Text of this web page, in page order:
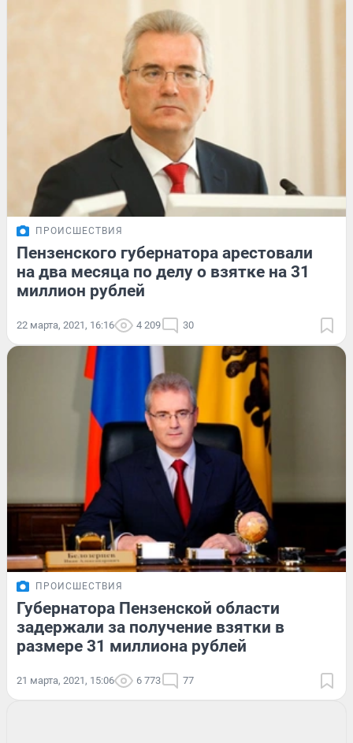
ПРОИСШЕСТВИЯ
Пензенского губернатора арестовали
на два месяца по делу о взятке на 31
миллион рублей
22 марта, 2021, 16:16 4 209 30
ПРОИСШЕСТВИЯ
Губернатора Пензенской области
задержали за получение взятки в
размере 31 миллиона рублей
21 марта, 2021, 15:06 6 773 77